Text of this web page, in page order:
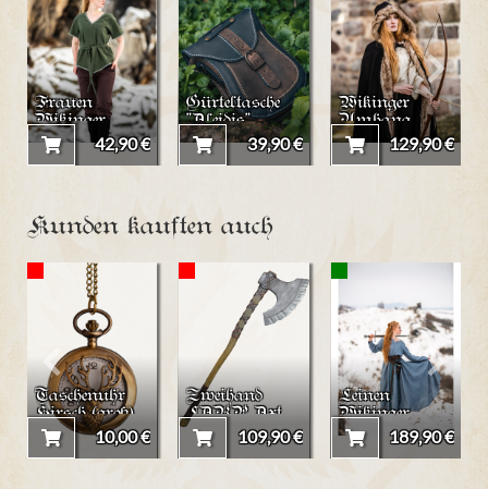
Frauen
Wikinger
Tunika
Matilda
42,90 €
Gürteltasche
"Aleidis"
39,90 €
Wikinger
Umhang
"Fjell" mit
Kunstfell
129,90 €
Kunden kauften auch
Taschenuhr
Hirsch (groß)
10,00 €
Zweihand
LARP Axt
"Agnar"109,90 €
Leinen
Wikinger
Kleid "Anna"
189,90 €